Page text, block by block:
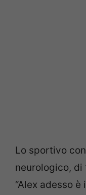
Lo sportivo
neurologico,
“Alex adesso